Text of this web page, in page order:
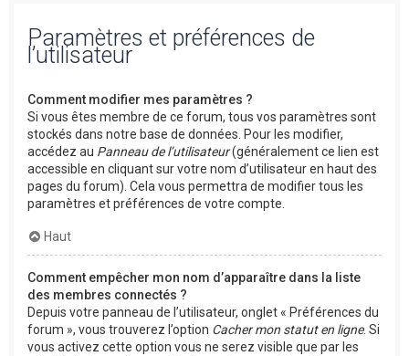
Paramètres et préférences de
l’utilisateur
Comment modifier mes paramètres ?
Si vous êtes membre de ce forum, tous vos paramètres sont
stockés dans notre base de données. Pour les modifier,
accédez au Panneau de l’utilisateur(généralement ce lien est
accessible en cliquant sur votre nom d’utilisateur en haut des
pages du forum). Cela vous permettra de modifier tous les
paramètres et préférences de votre compte.
Haut
Comment empêcher mon nom d’apparaître dans la liste
des membres connectés ?
Depuis votre panneau de l’utilisateur, onglet « Préférences du
forum », vous trouverez l’option Cacher mon statut en ligne. Si
vous activez cette option vous ne serez visible que par les